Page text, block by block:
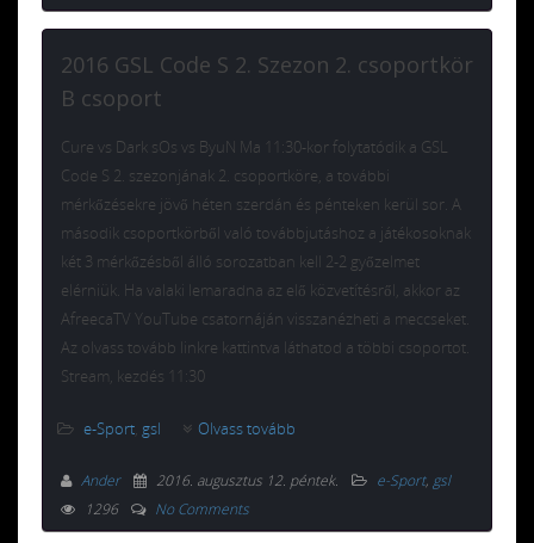
2016 GSL Code S 2. Szezon 2. csoportkör
B csoport
Cure vs Dark sOs vs ByuN Ma 11:30-kor folytatódik a GSL
Code S 2. szezonjának 2. csoportköre, a további
mérkőzésekre jövő héten szerdán és pénteken kerül sor. A
második csoportkörből való továbbjutáshoz a játékosoknak
két 3 mérkőzésből álló sorozatban kell 2-2 győzelmet
elérniük. Ha valaki lemaradna az elő közvetítésről, akkor az
AfreecaTV YouTube csatornáján visszanézheti a meccseket.
Az olvass tovább linkre kattintva láthatod a többi csoportot.
Stream, kezdés 11:30
e-Sport, gsl Olvass tovább
Ander 2016. augusztus 12. péntek. e-Sport, gsl
1296
No Comments